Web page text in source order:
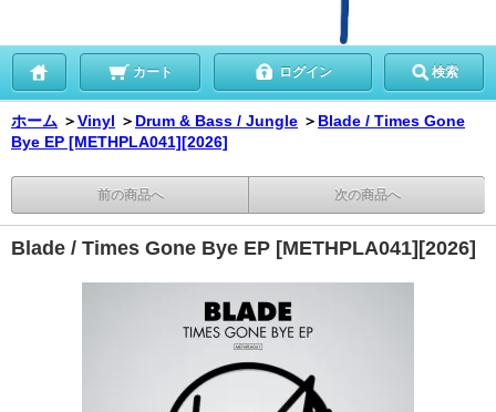
カート ログイン 検索
ホーム ＞Vinyl ＞ Drum & Bass / Jungle ＞ Blade / Times Gone
Bye EP [METHPLA041][2026]
前の商品へ 次の商品へ
Blade / Times Gone Bye EP [METHPLA041][2026]